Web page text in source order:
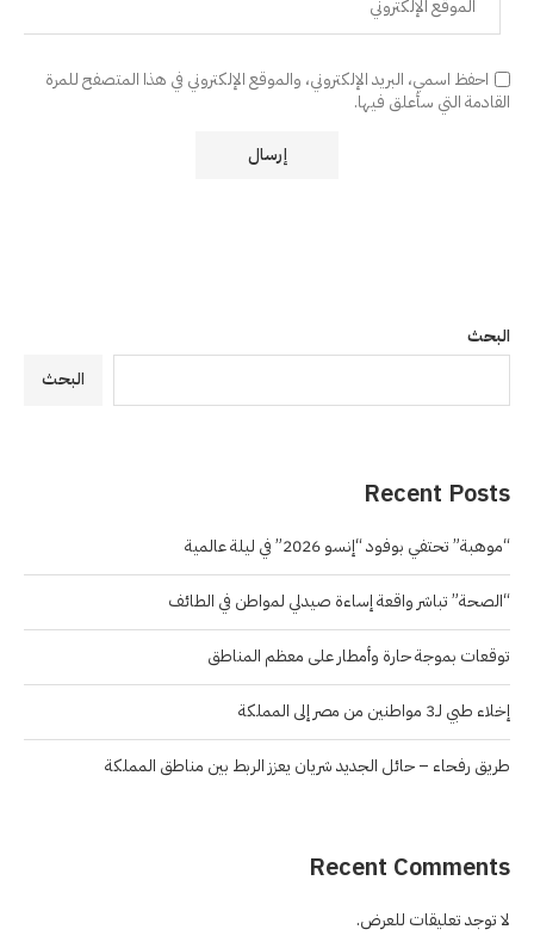
احفظ اسمي، البريد الإلكتروني، والموقع الإلكتروني في هذا المتصفح للمرة
القادمة التي سأعلق فيها.
البحث
البحث
Recent Posts
“موهبة” تحتفي بوفود “إنسو 2026” في ليلة عالمية
“الصحة” تباشر واقعة إساءة صيدلي لمواطن في الطائف
توقعات بموجة حارة وأمطار على معظم المناطق
إخلاء طبي لـ3 مواطنين من مصر إلى المملكة
طريق رفحاء – حائل الجديد شريان يعزز الربط بين مناطق المملكة
Recent Comments
لا توجد تعليقات للعرض.